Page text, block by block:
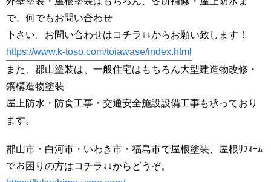
で、何でもお問い合わせ
下さい。お問い合わせはコチラ↓↓からお願い致します！
https://www.k-toso.com/toiawase/index.html
また、郡山塗装は、一般住宅はもちろん大型建造物改修・
鋼構造物塗装
屋上防水・防食工事・交通安全施設設備工事も承っており
ます。
郡山市・白河市・いわき市・福島市で屋根塗装、屋根ﾘﾌｫｰﾑ
でお困りの方はコチラ↓↓からどうぞ。